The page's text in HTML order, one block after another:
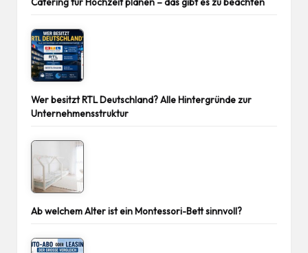
Wer besitzt RTL Deutschland? Alle Hintergründe zur
Unternehmensstruktur
Ab welchem Alter ist ein Montessori-Bett sinnvoll?